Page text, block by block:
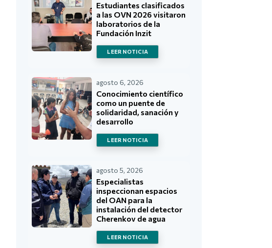
Estudiantes clasificados
a las OVN 2026 visitaron
laboratorios de la
Fundación Inzit
LEER NOTICIA
agosto 6, 2026
Conocimiento científico
como un puente de
solidaridad, sanación y
desarrollo
LEER NOTICIA
agosto 5, 2026
Especialistas
inspeccionan espacios
del OAN para la
instalación del detector
Cherenkov de agua
LEER NOTICIA